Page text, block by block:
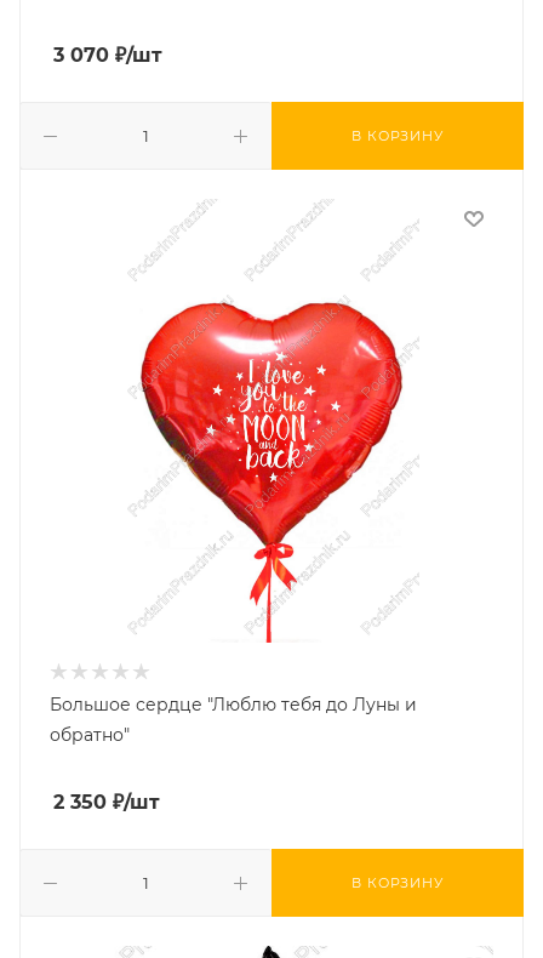
3 070 ₽/шт
В КОРЗИНУ
Большое сердце "Люблю тебя до Луны и
обратно"
2 350 ₽/шт
В КОРЗИНУ